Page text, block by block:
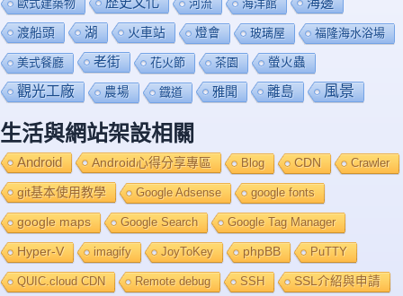
歐式建築物 河流 海洋館
渡船頭 湖 火車站 燈會 玻璃屋 福隆海水浴場
美式餐廳 老街 花火節 茶園 螢火蟲
觀光工廠 農場 鐡道 雅聞 離島 風景
生活與網站架設相關
Android Android心得分享專區 Blog CDN Crawler
git基本使用教學 Google Adsense google fonts
google maps Google Search Google Tag Manager
Hyper-V imagify JoyToKey phpBB PuTTY
QUIC.cloud CDN Remote debug SSH SSL介紹與申請